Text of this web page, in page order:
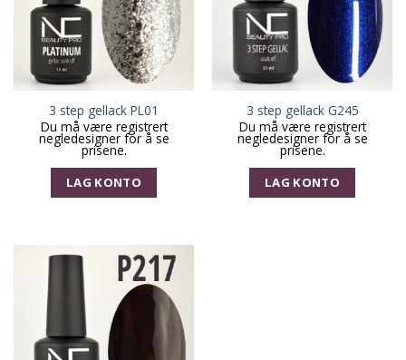
3 step gellack PL01
Du må være registrert
negledesigner for å se
prisene.
LAG KONTO
3 step gellack G245
Du må være registrert
negledesigner for å se
prisene.
LAG KONTO